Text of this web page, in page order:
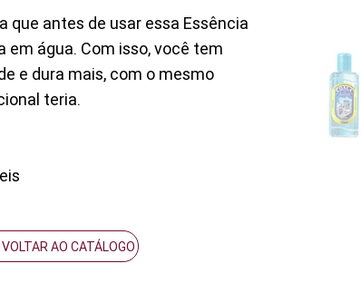
antes de usar essa Essência
em água. Com isso, você tem
e dura mais, com o mesmo
teria.
VOLTAR AO CATÁLOGO